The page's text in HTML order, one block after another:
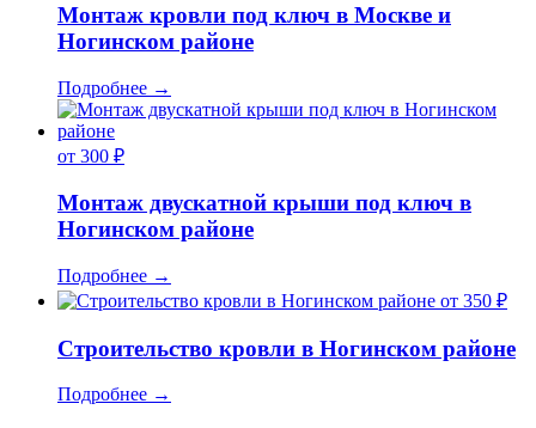
Монтаж кровли под ключ в Москве и
Ногинском районе
Подробнее →
от 300 ₽
Монтаж двускатной крыши под ключ в
Ногинском районе
Подробнее →
от 350 ₽
Строительство кровли в Ногинском районе
Подробнее →